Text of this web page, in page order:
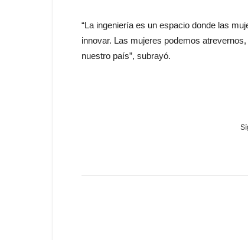
“La ingeniería es un espacio donde las
innovar. Las mujeres podemos
nuestro país”, subrayó.